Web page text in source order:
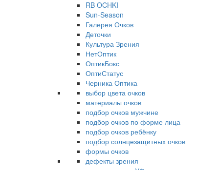
RB OCHKI
Sun-Season
Галерея Очков
Деточки
Культура Зрения
НетОптик
ОптикБокс
ОптиСтатус
Черника Оптика
выбор цвета очков
материалы очков
подбор очков мужчине
подбор очков по форме лица
подбор очков ребёнку
подбор солнцезащитных очков
формы очков
дефекты зрения